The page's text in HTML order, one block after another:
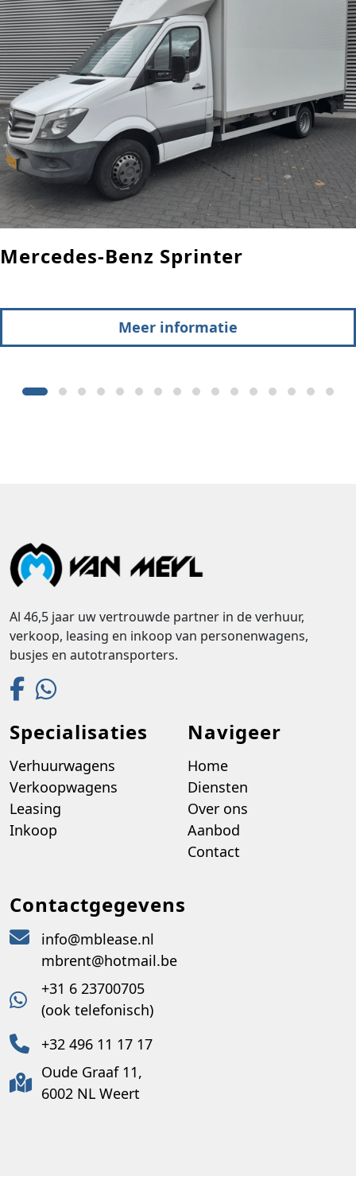
Mercedes-Benz Sprinter
Meer informatie
Al 46,5 jaar uw vertrouwde partner in de verhuur,
verkoop, leasing en inkoop van personenwagens,
busjes en autotransporters.
Specialisaties
Verhuurwagens
Verkoopwagens
Leasing
Inkoop
Navigeer
Home
Diensten
Over ons
Aanbod
Contact
Contactgegevens
info@mblease.nl
mbrent@hotmail.be
+31 6 23700705
(ook telefonisch)
+32 496 11 17 17
Oude Graaf 11,
6002 NL Weert